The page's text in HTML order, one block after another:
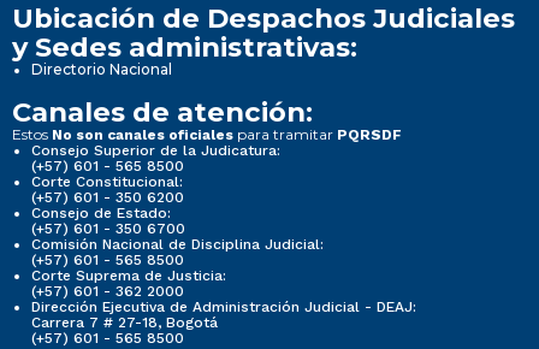
Ubicación de Despachos Judiciales
y Sedes administrativas:
Directorio Nacional
Canales de atención:
Estos No son canales oficiales para tramitar PQRSDF
Consejo Superior de la Judicatura:
(+57) 601 - 565 8500
Corte Constitucional:
(+57) 601 - 350 6200
Consejo de Estado:
(+57) 601 - 350 6700
Comisión Nacional de Disciplina Judicial:
(+57) 601 - 565 8500
Corte Suprema de Justicia:
(+57) 601 - 362 2000
Dirección Ejecutiva de Administración Judicial - DEAJ:
Carrera 7 # 27-18, Bogotá
(+57) 601 - 565 8500